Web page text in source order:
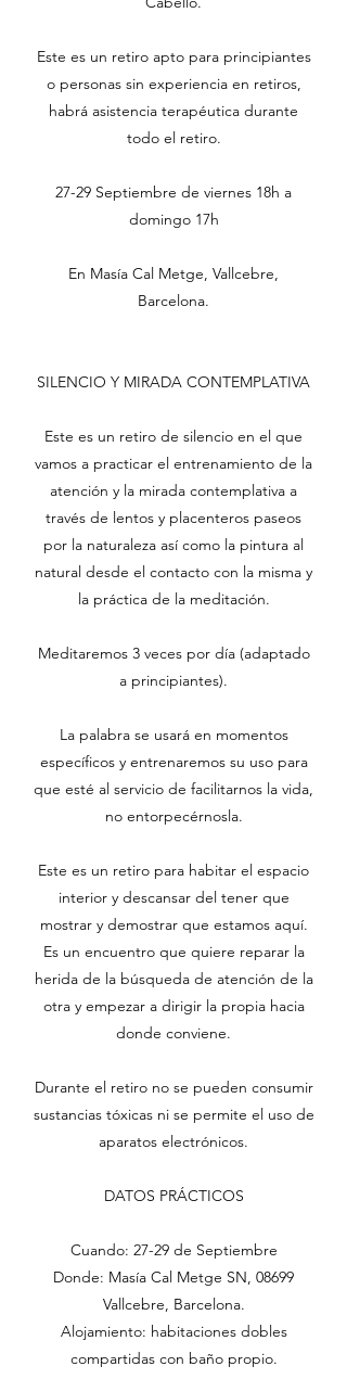
Este es un retiro apto para principiantes
o personas sin experiencia en retiros,
habrá asistencia terapéutica durante
todo el retiro.
27-29 Septiembre de viernes 18h a
domingo 17h
En Masía Cal Metge, Vallcebre,
Barcelona.
SILENCIO Y MIRADA CONTEMPLATIVA
Este es un retiro de silencio en el que
vamos a practicar el entrenamiento de la
atención y la mirada contemplativa a
través de lentos y placenteros paseos
por la naturaleza así como la pintura al
natural desde el contacto con la misma y
la práctica de la meditación.
Meditaremos 3 veces por día (adaptado
a principiantes).
La palabra se usará en momentos
específicos y entrenaremos su uso para
que esté al servicio de facilitarnos la vida,
no entorpecérnosla.
Este es un retiro para habitar el espacio
interior y descansar del tener que
mostrar y demostrar que estamos aquí.
Es un encuentro que quiere reparar la
herida de la búsqueda de atención de la
otra y empezar a dirigir la propia hacia
donde conviene.
Durante el retiro no se pueden consumir
sustancias tóxicas ni se permite el uso de
aparatos electrónicos.
DATOS PRÁCTICOS
Cuando: 27-29 de Septiembre
Donde: Masía Cal Metge SN, 08699
Vallcebre, Barcelona.
Alojamiento: habitaciones dobles
compartidas con baño propio.